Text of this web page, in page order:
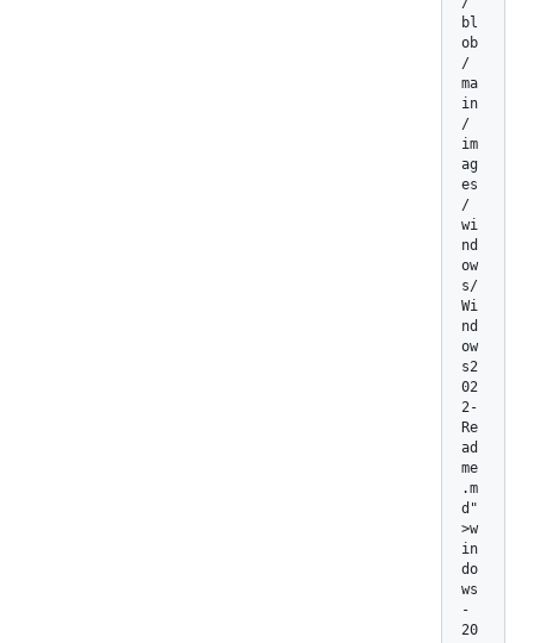
bl
ob
/
ma
in
/
im
ag
es
/
wi
nd
ow
s/
Wi
nd
ow
s2
02
2-
Re
ad
me
.m
d"
>w
in
do
ws
-
20